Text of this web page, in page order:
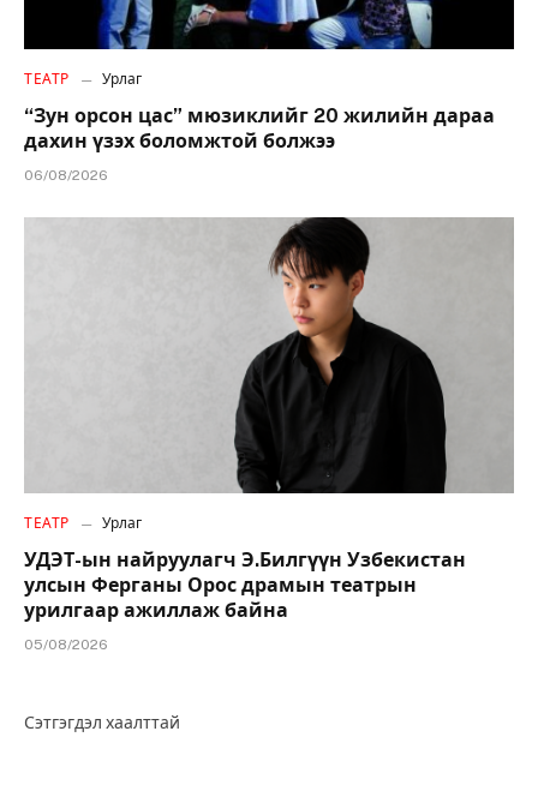
ТЕАТР Урлаг
“Зун орсон цас” мюзиклийг 20 жилийн дараа
дахин үзэх боломжтой болжээ
06/08/2026
ТЕАТР Урлаг
УДЭТ-ын найруулагч Э.Билгүүн Узбекистан
улсын Ферганы Орос драмын театрын
урилгаар ажиллаж байна
05/08/2026
Сэтгэгдэл хаалттай